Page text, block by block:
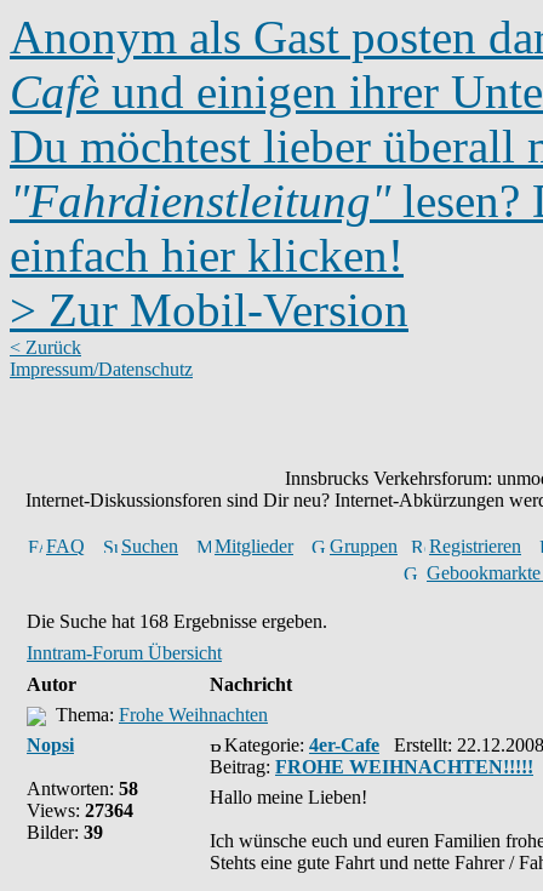
Anonym als Gast posten
Cafè und einigen ihrer
Du möchtest lieber überall
"Fahrdienstleitung"lesen?
einfach hier klicken!
> Zur Mobil-Version
< Zurück
Impressum/Datenschutz
Innsbrucks Verkehrsforum:
Internet-Diskussionsforen sind Dir neu? Internet-Abkürzungen
FAQ Suchen Mitglieder Gruppen
Registrieren
Die Suche hat 168 Ergebnisse ergeben.
Inntram-Forum Übersicht
Autor
Nachricht
Thema: Frohe Weihnachten
Nopsi
Antworten: 58
Views: 27364
Bilder: 39
Kategorie: 4er-Cafe Erstellt:
Beitrag: FROHE WEIHNACHTEN!!!!!
Hallo meine Lieben!
Ich wünsche euch und euren Familien
Stehts eine gute Fahrt und nette Fahrer /